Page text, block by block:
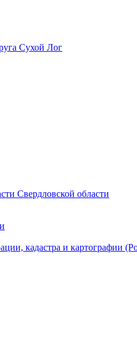
Сухой Лог
Свердловской области
кадастра и картографии